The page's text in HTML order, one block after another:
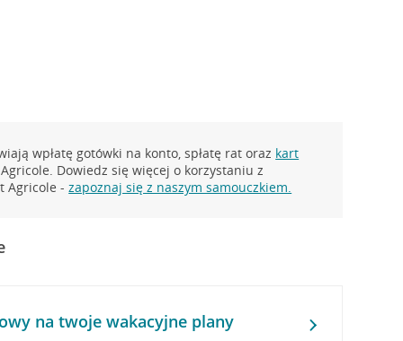
wpłatę gotówki na konto, spłatę rat oraz kart
Dowiedz się więcej o korzystaniu z
Agricole -zapoznaj się z naszym samouczkiem.
na twoje wakacyjne plany